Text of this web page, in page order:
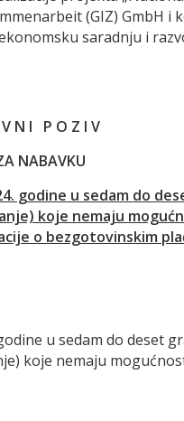
(GIZ) GmbH i
saradnju i
V N I P O Z I V
NABAVKU
godine u sedam do
koje nemaju
o bezgotovinskim
u sedam do deset
koje nemaju